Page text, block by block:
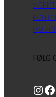
OM
FØLG
Instagram https://www.facebook.com/danishbeachvolleytour